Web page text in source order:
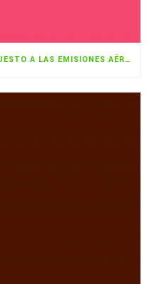
GUERRA ABIERTA POR EL IMPUESTO A LAS EMISIONES AÉREAS DE CO2